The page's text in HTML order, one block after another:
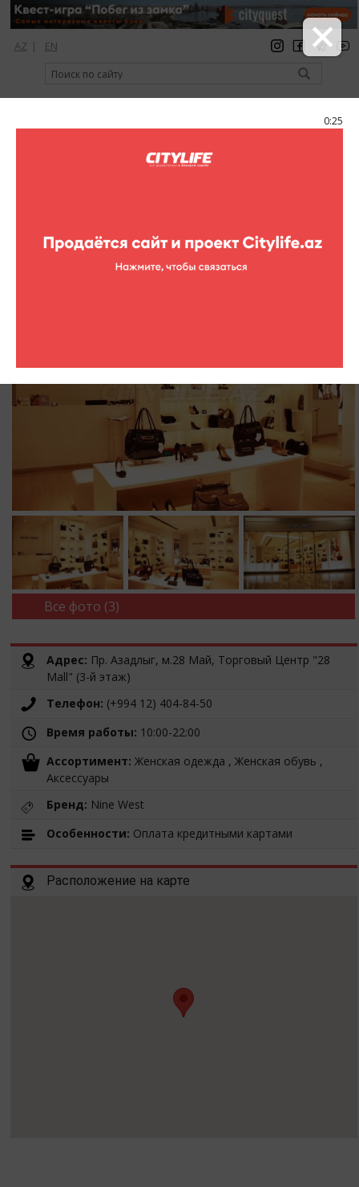
0:25
AZ | EN
регистрация вход Citylife Magazine
Все фото (3)
Адрес: Пр. Азадлыг, м.28 Май, Торговый Центр "28
Mall" (3-й этаж)
Телефон: (+994 12) 404-84-50
Время работы: 10:00-22:00
Ассортимент: Женская одежда , Женская обувь ,
Аксессуары
Бренд: Nine West
Особенности: Оплата кредитными картами
Расположение на карте